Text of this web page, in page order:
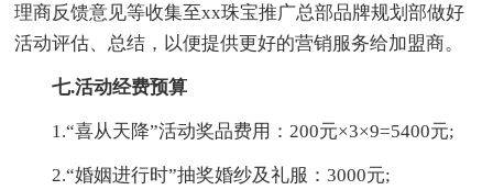
理商反馈意见等收集至xx珠宝推广总部品牌规划部做好
活动评估、总结，以便提供更好的营销服务给加盟商。
七.活动经费预算
1.“喜从天降”活动奖品费用：200元×3×9=5400元;
2.“婚姻进行时”抽奖婚纱及礼服：3000元;